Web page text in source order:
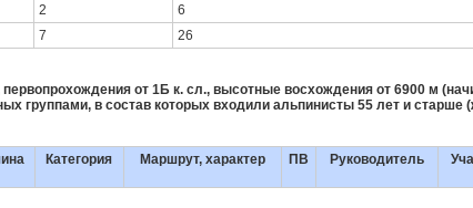
2
6
7 26
от 1Б к. сл., высотные восхождения от 6900 м
группами, в состав которых входили альпинисты 55 лет и старше
Категория Маршрут, характер ПВ Руководитель